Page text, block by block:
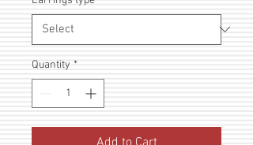
Quantity *